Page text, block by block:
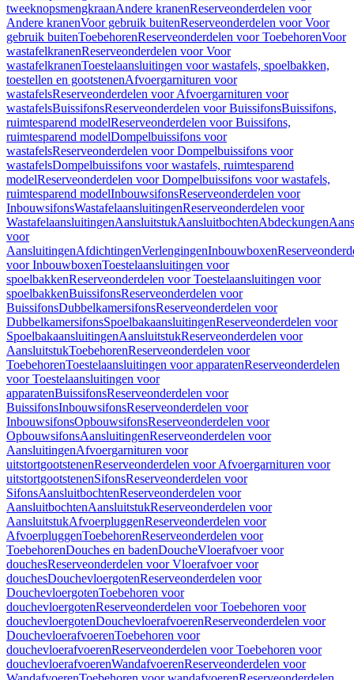
tweeknopsmengkraanAndere kranenReserveonderdelen voor
Andere kranenVoor gebruik buitenReserveonderdelen voor Voor
gebruik buitenToebehorenReserveonderdelen voor ToebehorenVoor
wastafelkranenReserveonderdelen voor Voor
wastafelkranenToestelaansluitingen voor wastafels, spoelbakken,
toestellen en gootstenenAfvoergarnituren voor
wastafelsReserveonderdelen voor Afvoergarnituren voor
wastafelsBuissifonsReserveonderdelen voor BuissifonsBuissifons,
ruimtesparend modelReserveonderdelen voor Buissifons,
ruimtesparend modelDompelbuissifons voor
wastafelsReserveonderdelen voor Dompelbuissifons voor
wastafelsDompelbuissifons voor wastafels, ruimtesparend
modelReserveonderdelen voor Dompelbuissifons voor wastafels,
ruimtesparend modelInbouwsifonsReserveonderdelen voor
InbouwsifonsWastafelaansluitingenReserveonderdelen voor
WastafelaansluitingenAansluitstukAansluitbochtenAbdeckungen
voor
AansluitingenAfdichtingenVerlengingenInbouwboxen
voor InbouwboxenToestelaansluitingen voor
spoelbakkenReserveonderdelen voor Toestelaansluitingen voor
spoelbakkenBuissifonsReserveonderdelen voor
BuissifonsDubbelkamersifonsReserveonderdelen voor
DubbelkamersifonsSpoelbakaansluitingenReserveonderdelen voor
SpoelbakaansluitingenAansluitstukReserveonderdelen voor
AansluitstukToebehorenReserveonderdelen voor
ToebehorenToestelaansluitingen voor apparatenReserveonderdelen
voor Toestelaansluitingen voor
apparatenBuissifonsReserveonderdelen voor
BuissifonsInbouwsifonsReserveonderdelen voor
InbouwsifonsOpbouwsifonsReserveonderdelen voor
OpbouwsifonsAansluitingenReserveonderdelen voor
AansluitingenAfvoergarnituren voor
uitstortgootstenenReserveonderdelen voor Afvoergarnituren voor
uitstortgootstenenSifonsReserveonderdelen voor
SifonsAansluitbochtenReserveonderdelen voor
AansluitbochtenAansluitstukReserveonderdelen voor
AansluitstukAfvoerpluggenReserveonderdelen voor
AfvoerpluggenToebehorenReserveonderdelen voor
ToebehorenDouches en badenDoucheVloerafvoer voor
douchesReserveonderdelen voor Vloerafvoer voor
douchesDouchevloergotenReserveonderdelen voor
DouchevloergotenToebehoren voor
douchevloergotenReserveonderdelen voor Toebehoren voor
douchevloergotenDouchevloerafvoerenReserveonderdelen voor
DouchevloerafvoerenToebehoren voor
douchevloerafvoerenReserveonderdelen voor Toebehoren voor
douchevloerafvoerenWandafvoerenReserveonderdelen voor